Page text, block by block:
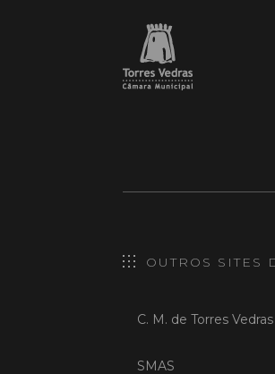
OUTROS SITES
C. M. de Torres Vedras
SMAS